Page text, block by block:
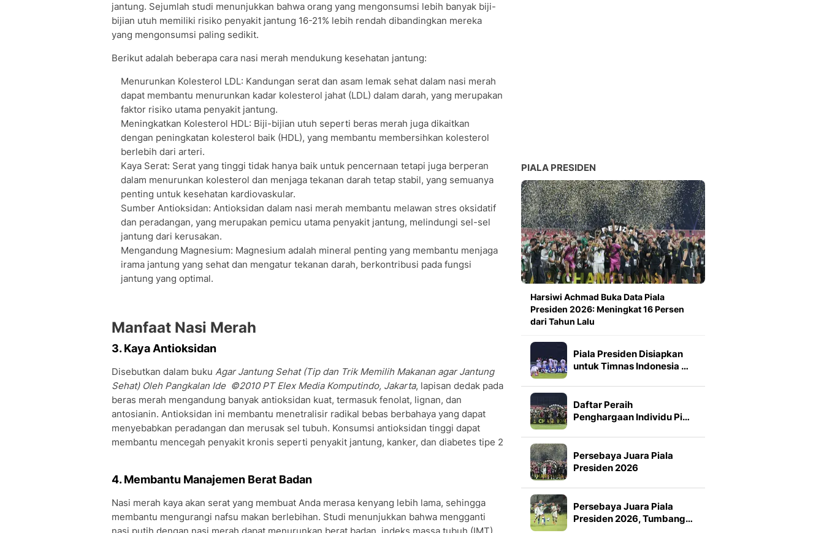
jantung. Sejumlah studi menunjukkan bahwa orang yang mengonsumsi lebih banyak biji-
bijian utuh memiliki risiko penyakit jantung 16-21% lebih rendah dibandingkan mereka
yang mengonsumsi paling sedikit.
Berikut adalah beberapa cara nasi merah mendukung kesehatan jantung:
Menurunkan Kolesterol LDL: Kandungan serat dan asam lemak sehat dalam nasi merah
dapat membantu menurunkan kadar kolesterol jahat (LDL) dalam darah, yang merupakan
faktor risiko utama penyakit jantung.
Meningkatkan Kolesterol HDL: Biji-bijian utuh seperti beras merah juga dikaitkan
dengan peningkatan kolesterol baik (HDL), yang membantu membersihkan kolesterol
berlebih dari arteri.
Kaya Serat: Serat yang tinggi tidak hanya baik untuk pencernaan tetapi juga berperan
dalam menurunkan kolesterol dan menjaga tekanan darah tetap stabil, yang semuanya
penting untuk kesehatan kardiovaskular.
Sumber Antioksidan: Antioksidan dalam nasi merah membantu melawan stres oksidatif
dan peradangan, yang merupakan pemicu utama penyakit jantung, melindungi sel-sel
jantung dari kerusakan.
Mengandung Magnesium: Magnesium adalah mineral penting yang membantu menjaga
irama jantung yang sehat dan mengatur tekanan darah, berkontribusi pada fungsi
jantung yang optimal.
Manfaat Nasi Merah
3. Kaya Antioksidan
Disebutkan dalam buku Agar Jantung Sehat (Tip dan Trik Memilih Makanan agar Jantung
Sehat) Oleh Pangkalan Ide ©2010 PT Elex Media Komputindo, Jakarta, lapisan dedak pada
beras merah mengandung banyak antioksidan kuat, termasuk fenolat, lignan, dan
antosianin. Antioksidan ini membantu menetralisir radikal bebas berbahaya yang dapat
menyebabkan peradangan dan merusak sel tubuh. Konsumsi antioksidan tinggi dapat
membantu mencegah penyakit kronis seperti penyakit jantung, kanker, dan diabetes tipe 2
4. Membantu Manajemen Berat Badan
Nasi merah kaya akan serat yang membuat Anda merasa kenyang lebih lama, sehingga
membantu mengurangi nafsu makan berlebihan. Studi menunjukkan bahwa mengganti
PIALA PRESIDEN
Harsiwi Achmad Buka Data Piala
Presiden 2026: Meningkat 16 Persen
dari Tahun Lalu
Piala Presiden Disiapkan
untuk Timnas Indonesia …
Daftar Peraih
Penghargaan Individu Pi…
Persebaya Juara Piala
Presiden 2026
Persebaya Juara Piala
Presiden 2026, Tumbang…